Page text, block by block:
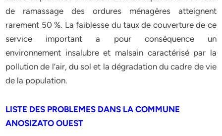
de ramassage des ordures ménagères atteignent
rarement 50 %. La faiblesse du taux de couverture de ce
service important a pour conséquence un
environnement insalubre et malsain caractérisé par la
pollution de l’air, du sol et la dégradation du cadre de vie
de la population.
LISTE DES PROBLEMES DANS LA COMMUNE
ANOSIZATO OUEST